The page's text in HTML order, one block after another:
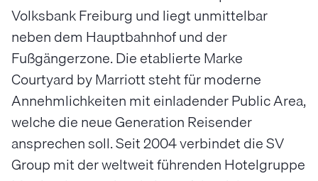
Volksbank Freiburg und liegt unmittelbar
neben dem Hauptbahnhof und der
Fußgängerzone. Die etablierte Marke
Courtyard by Marriott steht für moderne
Annehmlichkeiten mit einladender Public Area,
welche die neue Generation Reisender
ansprechen soll. Seit 2004 verbindet die SV
Group mit der weltweit führenden Hotelgruppe